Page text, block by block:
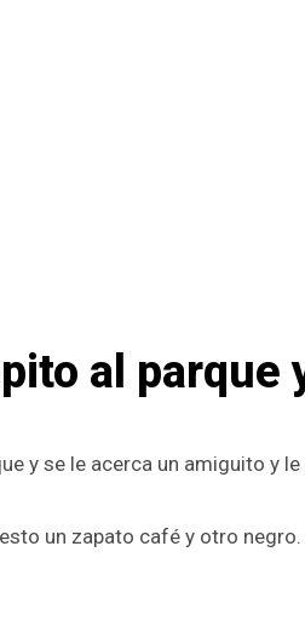
al parque
y se le acerca un amiguito y
un zapato café y otro negro.